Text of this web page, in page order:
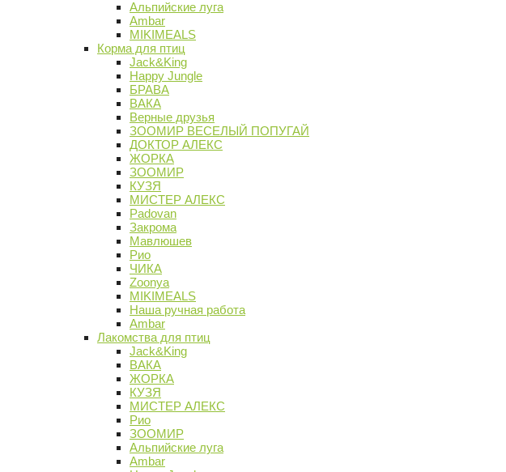
Альпийские луга
Ambar
MIKIMEALS
Корма для птиц
Jack&King
Happy Jungle
БРАВА
ВАКА
Верные друзья
ЗООМИР ВЕСЕЛЫЙ ПОПУГАЙ
ДОКТОР АЛЕКС
ЖОРКА
ЗООМИР
КУЗЯ
МИСТЕР АЛЕКС
Padovan
Закрома
Мавлюшев
Рио
ЧИКА
Zoonya
MIKIMEALS
Наша ручная работа
Ambar
Лакомства для птиц
Jack&King
ВАКА
ЖОРКА
КУЗЯ
МИСТЕР АЛЕКС
Рио
ЗООМИР
Альпийские луга
Ambar